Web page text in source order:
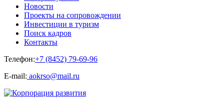
Новости
Проекты на сопровождении
Инвестиции в туризм
Поиск кадров
Контакты
Телефон:+7 (8452) 79-69-96
Е-mail: aokrso@mail.ru